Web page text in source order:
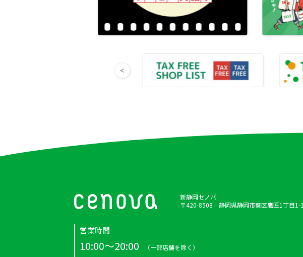
新静岡セノバ
〒420-8508 静岡県静岡市葵区鷹匠1丁目1-1
営業時間
10:00～20:00 （一部店舗を除く）